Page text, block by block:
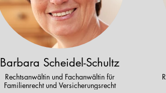
Barbara Scheidel-Schultz
Rechtsanwältin und Fachanwältin für
Familienrecht und Versicherungsrecht